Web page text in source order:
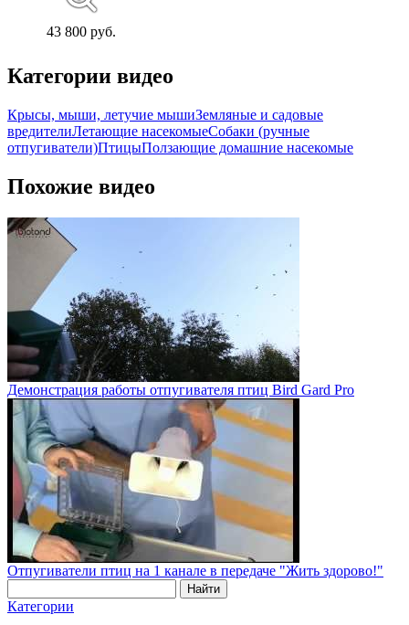
43 800 руб.
Категории видео
Крысы, мыши, летучие мышиЗемляные и садовые
вредителиЛетающие насекомыеСобаки (ручные
отпугиватели)ПтицыПолзающие домашние насекомые
Похожие видео
Демонстрация работы отпугивателя птиц Bird Gard Pro
Отпугиватели птиц на 1 канале в передаче "Жить здорово!"
Категории